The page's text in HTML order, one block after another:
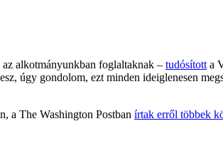
alkotmányunkban foglaltaknak – tudósított a
úgy gondolom, ezt minden ideiglenesen
a The Washington Postban írtak erről többek